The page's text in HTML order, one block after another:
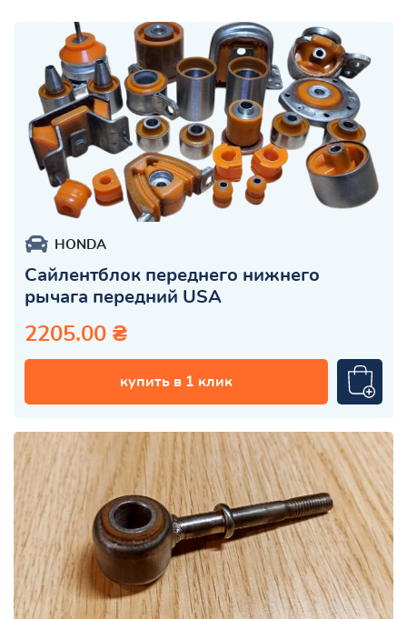
HONDA
Сайлентблок переднего нижнего
рычага передний USA
2205.00 ₴
купить в 1 клик